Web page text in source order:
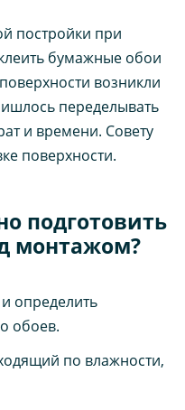
постройки при
бумажные обои
возникли
переделывать
и времени. Совету
поверхности.
подготовить
монтажом?
определить
обоев.
по влажности,